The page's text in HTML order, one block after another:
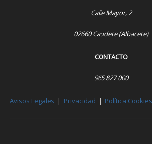
Calle Mayor, 2
02660 Caudete (Albacete)
CONTACTO
965 827 000
Avisos Legales | Privacidad | Política Cookies